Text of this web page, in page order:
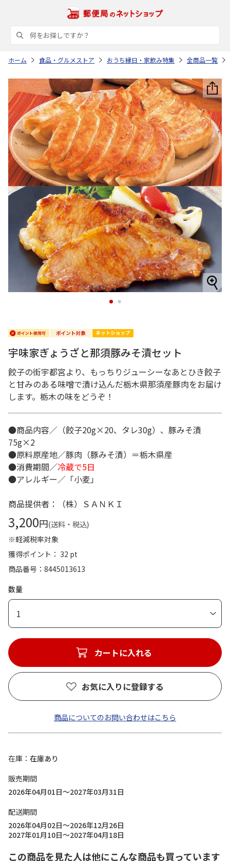
ホーム 食品・グルメストア おうち縁日・家飲み特集 全商品一覧
1 2
宇味家ぎょうざと那須豚みそ漬セット
餃子の街宇都宮より、もっちりジューシーなあとひき餃子
と甘みのある味噌で漬け込んだ栃木県那須産豚肉をお届け
します。栃木の味をどうぞ！
●商品内容／（餃子20g×20、タレ30g）、豚みそ漬
75g×2
●原料原産地／豚肉（豚みそ漬）＝栃木県産
●消費期間／冷蔵で5日
●アレルギー／「小麦」
商品提供者：（株）ＳＡＮＫＩ
3,200円(送料・税込)
※軽減税率対象
獲得ポイント： 32 pt
商品番号
8445013613
数量
1
カートに入れる
お気に入りに登録する
商品についてのお問い合わせはこちら
在庫
在庫あり
販売期間
2026年04月01日～2027年03月31日
配送期間
2026年04月02日～2026年12月26日
2027年01月10日～2027年04月18日
この商品を見た人は他にこんな商品も買っています